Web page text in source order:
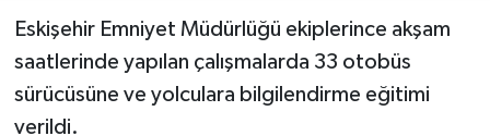
Eskişehir Emniyet Müdürlüğü ekiplerince akşam
saatlerinde yapılan çalışmalarda 33 otobüs
sürücüsüne ve yolculara bilgilendirme eğitimi
verildi.